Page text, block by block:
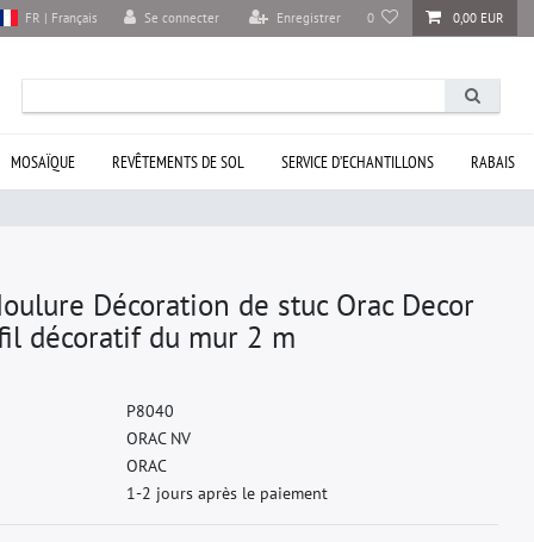
Se connecter Enregistrer 0 0,00 EUR
FR | Français
MOSAÏQUE REVÊTEMENTS DE SOL SERVICE D’ECHANTILLONS RABAIS
Décoration de stuc Orac Decor
décoratif du mur 2 m
P8040
ORAC NV
ORAC
1-2 jours après le paiement